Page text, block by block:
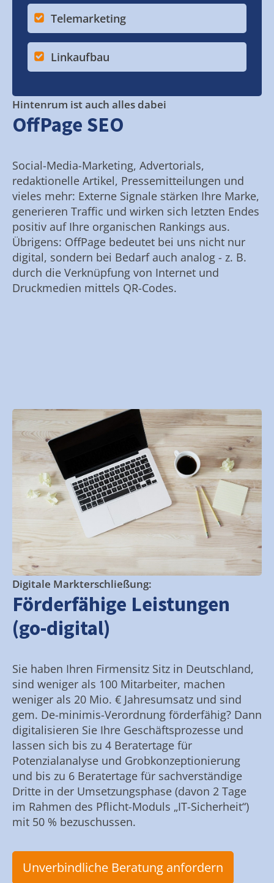
Telemarketing
Linkaufbau
Hintenrum ist auch alles dabei
OffPage SEO
Social-Media-Marketing, Advertorials,
redaktionelle Artikel, Pressemitteilungen und
vieles mehr: Externe Signale stärken Ihre Marke,
generieren Traffic und wirken sich letzten Endes
positiv auf Ihre organischen Rankings aus.
Übrigens: OffPage bedeutet bei uns nicht nur
digital, sondern bei Bedarf auch analog - z. B.
durch die Verknüpfung von Internet und
Druckmedien mittels QR-Codes.
Digitale Markterschließung:
Förderfähige Leistungen
(go-digital)
Sie haben Ihren Firmensitz Sitz in Deutschland,
sind weniger als 100 Mitarbeiter, machen
weniger als 20 Mio. € Jahresumsatz und sind
gem. De-minimis-Verordnung förderfähig? Dann
digitalisieren Sie Ihre Geschäftsprozesse und
lassen sich bis zu 4 Beratertage für
Potenzialanalyse und Grobkonzeptionierung
und bis zu 6 Beratertage für sachverständige
Dritte in der Umsetzungsphase (davon 2 Tage
im Rahmen des Pflicht-Moduls „IT-Sicherheit“)
mit 50 % bezuschussen.
Unverbindliche Beratung anfordern